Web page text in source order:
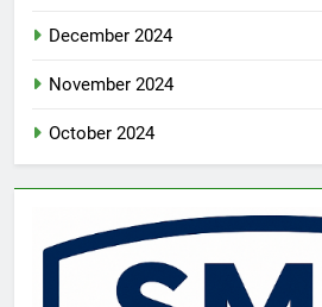
December 2024
November 2024
October 2024